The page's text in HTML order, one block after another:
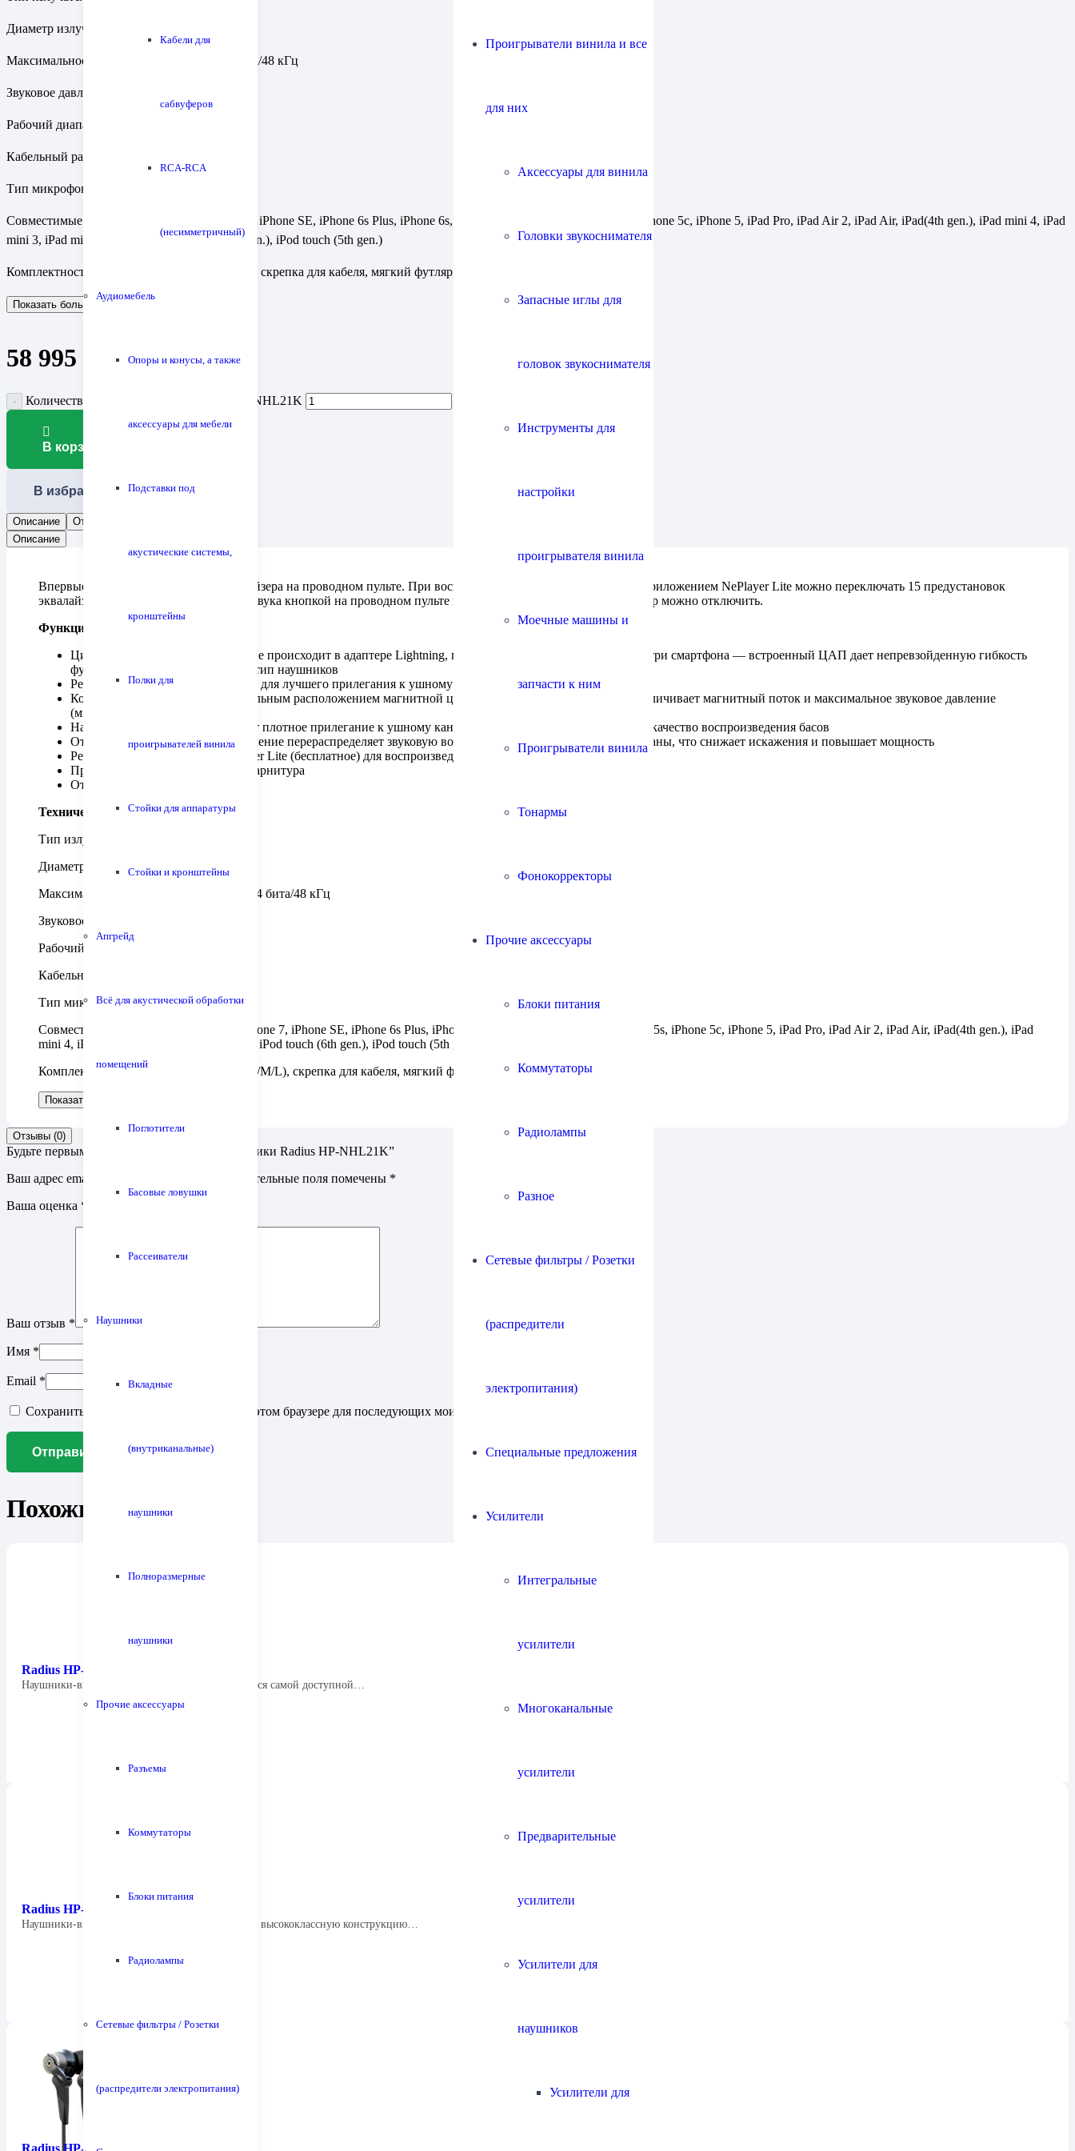
Кабели для
сабвуферов
RCA-RCA
(несимметричный)
Аудиомебель
Опоры и конусы, а также
аксессуары для мебели
Подставки под
акустические системы,
кронштейны
Полки для
проигрывателей винила
Стойки для аппаратуры
Стойки и кронштейны
Апгрейд
Всё для акустической обработки
помещений
Поглотители
Басовые ловушки
Рассеиватели
Наушники
Вкладные
(внутриканальные)
наушники
Полноразмерные
наушники
Прочие аксессуары
Разъемы
Коммутаторы
Блоки питания
Радиолампы
Сетевые фильтры / Розетки
(распредители электропитания)
Проигрыватели винила и все
для них
Аксессуары для винила
Головки звукоснимателя
Запасные иглы для
головок звукоснимателя
Инструменты для
настройки
проигрывателя винила
Моечные машины и
запчасти к ним
Проигрыватели винила
Тонармы
Фонокорректоры
Прочие аксессуары
Блоки питания
Коммутаторы
Радиолампы
Разное
Сетевые фильтры / Розетки
(распредители
электропитания)
Специальные предложения
Усилители
Интегральные
усилители
Многоканальные
усилители
Предварительные
усилители
Усилители для
наушников
Усилители для
Диаметр излучателя: 13 мм
Максимальное цифровое разрешение: 24 бита/48 кГц
Звуковое давление: 102 дБ
Рабочий диапазон частот: 5–24 000 Гц
Кабельный разъем: Lightning
Тип микрофона: ненаправленный
Совместимые модели: iPhone 7 Plus, iPhone 7, iPhone SE, iPhone 6s Plus, iPhone 6s, iPhone 6 Plus, iPhone 6, iPhone 5s, iPhone 5c, iPhone 5, iPad Pro, iPad Air 2, iPad Air, iPad(4th gen.), iPad mini 4, iPad
mini 3, iPad mini 2, iPad mini, iPod touch (6th gen.), iPod touch (5th gen.)
Комплектность: 4 набора насадок (XS/S/M/L), скрепка для кабеля, мягкий футляр, руководство пользователя
Показать больше Показать меньше
58 995
Количество товара Наушники Radius HP-NHL21K
В корзину
В избранное
Описание
Отзывы (0)
Описание
Впервые в мире — регулировка эквалайзера на проводном пульте. При воспроизведении треков бесплатным приложением NePlayer Lite можно переключать 15 предустановок
эквалайзера/процессора окружающего звука кнопкой на проводном пульте наушников! При желании эквалайзер можно отключить.
Функциональные особенности:
Цифро-аналоговое преобразование происходит в адаптере Lightning, где лучше защита от помех, чем внутри смартфона — встроенный ЦАП дает непревзойденную гибкость
функций и настроек под данный тип наушников
Регулируемое положение насадки для лучшего прилегания к ушному каналу
Конструкция High-MFD с фронтальным расположением магнитной цепи динамика. Это значительно увеличивает магнитный поток и максимальное звуковое давление
(минимум на 4 дБ)
Насадка Deep Mount обеспечивает плотное прилегание к ушному каналу, что улучшает шумоизоляцию и качество воспроизведения басов
Открытое низкочастотное оформление перераспределяет звуковую волну от тыловой поверхности мембраны, что снижает искажения и повышает мощность
Рекомендуем приложение NePlayer Lite (бесплатное) для воспроизведения в высоком разрешении
Проводной пульт, микрофонная гарнитура
Отделка черная
Технические характеристики
Тип излучателя: динамик
Диаметр излучателя: 13 мм
Максимальное цифровое разрешение: 24 бита/48 кГц
Звуковое давление: 102 дБ
Рабочий диапазон частот: 5–24 000 Гц
Кабельный разъем: Lightning
Тип микрофона: ненаправленный
Совместимые модели: iPhone 7 Plus, iPhone 7, iPhone SE, iPhone 6s Plus, iPhone 6s, iPhone 6 Plus, iPhone 6, iPhone 5s, iPhone 5c, iPhone 5, iPad Pro, iPad Air 2, iPad Air, iPad(4th gen.), iPad
mini 4, iPad mini 3, iPad mini 2, iPad mini, iPod touch (6th gen.), iPod touch (5th gen.)
Комплектность: 4 набора насадок (XS/S/M/L), скрепка для кабеля, мягкий футляр, руководство пользователя
Показать больше
Отзывы (0)
Будьте первым, кто оставил отзыв на “Наушники Radius HP-NHL21K”
Ваш адрес email не будет опубликован.
Обязательные поля помечены *
Ваша оценка *
Ваш отзыв *
Имя *
Email *
Сохранить моё имя, email и адрес сайта в этом браузере для последующих моих комментариев.
Похожие товары
Radius HP-NEF11
Наушники-вкладыши Radius HP-NEF11B являются самой доступной…
Radius HP-NHR11
Наушники-вкладыши Radius HP-NHR11K имеют высококлассную конструкцию…